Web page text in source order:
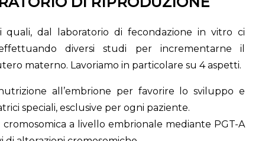
quali, dal laboratorio di fecondazione in vitro ci
diversi studi per incrementarne il
materno. Lavoriamo in particolare su 4 aspetti.
all’embrione per favorire lo sviluppo e
speciali, esclusive per ogni paziente.
a livello embrionale mediante PGT-A